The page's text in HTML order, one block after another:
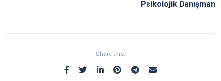
Psikolojik Danışman
Share this: